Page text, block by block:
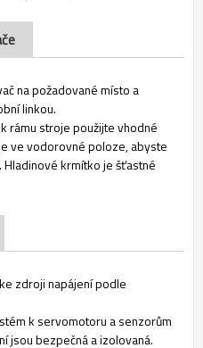
na požadované místo a
linkou.
rámu stroje použijte vhodné
ve vodorovné poloze, abyste
krmítko je šťastné
zdroji napájení podle
k servomotoru a senzorům
jsou bezpečná a izolovaná.